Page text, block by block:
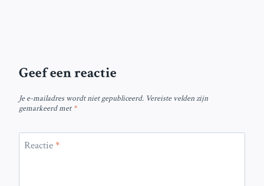
Geef een reactie
Je e-mailadres wordt niet gepubliceerd. Vereiste velden zijn
gemarkeerd met*
Reactie*